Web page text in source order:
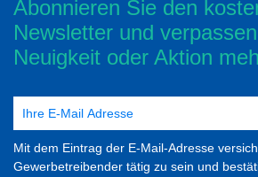
Abonnieren Sie den
Newsletter und
Neuigkeit oder Aktion
Mit dem Eintrag der E-Mail-Adresse
Gewerbetreibender tätig zu sein und